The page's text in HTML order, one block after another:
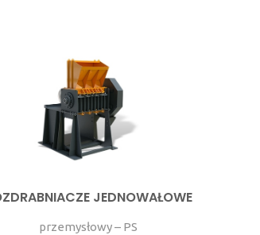
JEDNOWAŁOWE
przemysłowy – PS